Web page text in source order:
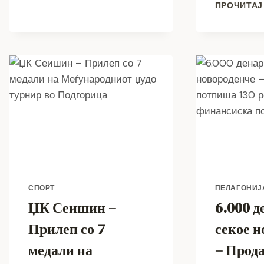
МАЛОЛЕТНИЧКИ
БРАКОВИ
(ВИДЕО)
ПРОЧИТАЈ
СПОРТ
ЏК Сеишин –
Прилеп со 7
медали на
6.000
секое
–